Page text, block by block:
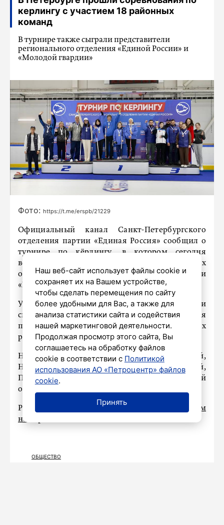
керлингу с участием 18 районных
команд
В турнире также сыграли представители
регионального отделения «Единой России» и
«Молодой гвардии»
Фото: https://t.me/erspb/21229
Официальный канал Санкт-Петербургского
отделения партии «Единая Россия» сообщил о
турнире по кёрлингу, в котором сегодня
встретились команды из 18 районных
отделений партии, регионального отделения и
«Молодой гвардии».
Участники сыграли друг с другом и проверили
свои силы на льду. Завтра соревнования
продолжатся с участием команд из других
регионов России.
На лёд выйдут представители Ленинградской,
Нижегородской, Новгородской, Оренбургской,
Псковской, Ростовской и Свердловской
областей.
Ранее форвард СКА
назвал хоккей спортом
номер один
ОБЩЕСТВО
Наш веб-сайт использует файлы cookie и
сохраняет их на Вашем устройстве,
чтобы сделать перемещения по сайту
более удобными для Вас, а также для
анализа статистики сайта и содействия
нашей маркетинговой деятельности.
Продолжая просмотр этого сайта, Вы
соглашаетесь на обработку файлов
cookie в соответствии с Политикой
использования АО «Петроцентр» файлов
cookie.
Принять